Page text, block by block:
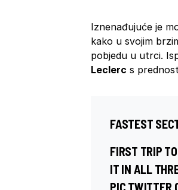
Iznenađujuće je
kako u svojim
pobjedu u utrci.
Leclerc s
FASTEST
FIRST TRIP
IT IN ALL